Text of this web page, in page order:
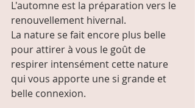
L'automne est la préparation vers le
renouvellement hivernal.
La nature se fait encore plus belle
pour attirer à vous le goût de
respirer intensément cette nature
qui vous apporte une si grande et
belle connexion.